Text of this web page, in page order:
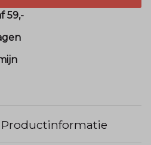
59,-
Productinformatie